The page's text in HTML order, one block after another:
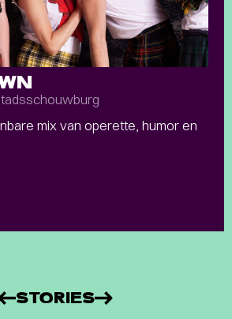
mix van operette, humor en
STORIES